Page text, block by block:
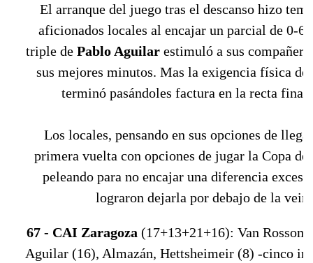
El arranque del juego tras el descanso hizo
aficionados locales al encajar un parcial de 0-
triple de Pablo Aguilar estimuló a sus
sus mejores minutos. Mas la exigencia física
terminó pasándoles factura en la recta final
Los locales, pensando en sus opciones de
primera vuelta con opciones de jugar la Copa
peleando para no encajar una diferencia
lograron dejarla por debajo de la
67 - CAI Zaragoza (17+13+21+16): Van
Aguilar (16), Almazán, Hettsheimeir (8) -cinco